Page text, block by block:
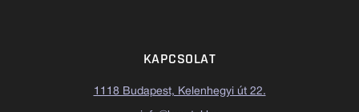
KAPCSOLAT
1118 Budapest, Kelenhegyi út 22.